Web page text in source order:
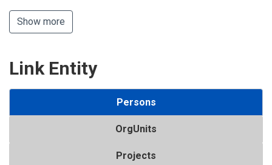
Show more
Link Entity
Persons
OrgUnits
Projects